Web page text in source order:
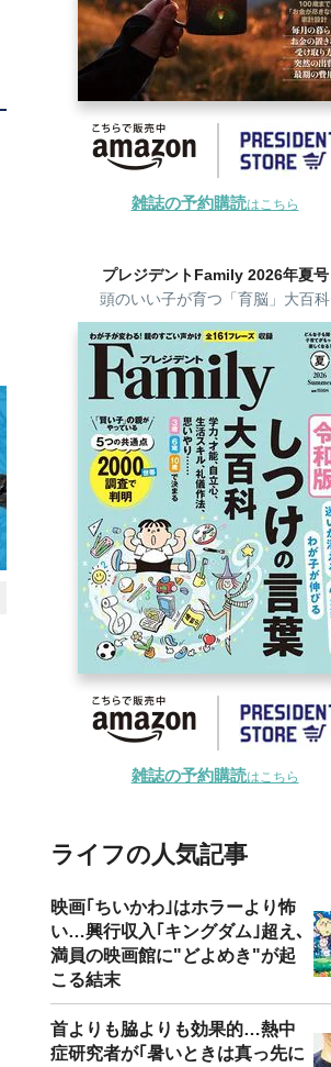
雑誌の予約購読はこちら
プレジデントFamily 2026年夏号
頭のいい子が育つ「育脳」大百科
雑誌の予約購読はこちら
ライフの人気記事
映画｢ちいかわ｣はホラーより怖
い…興行収入｢キングダム｣超え､
満員の映画館に"どよめき"が起
こる結末
首よりも脇よりも効果的…熱中
症研究者が｢暑いときは真っ先に